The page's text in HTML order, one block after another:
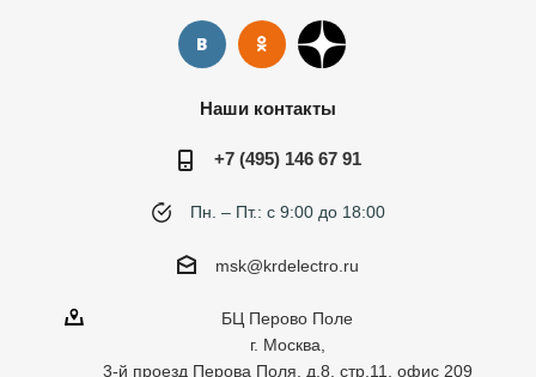
Наши контакты
+7 (495) 146 67 91
Пн. – Пт.: с 9:00 до 18:00
msk@krdelectro.ru
БЦ Перово Поле
г. Москва,
3-й проезд Перова Поля, д.8, стр.11, офис 209